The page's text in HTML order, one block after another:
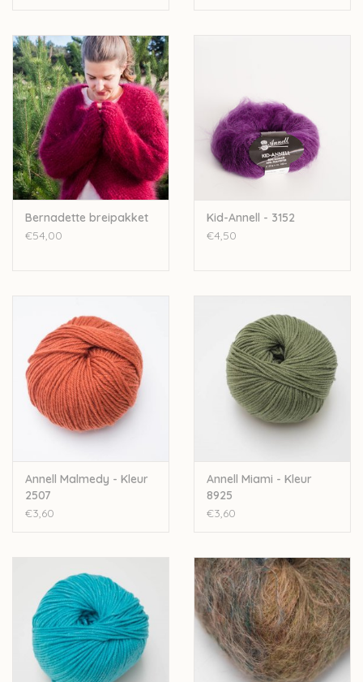
Bernadette breipakket
€54,00
Kid-Annell - 3152
€4,50
Annell Malmedy - Kleur
2507
€3,60
Annell Miami - Kleur
8925
€3,60